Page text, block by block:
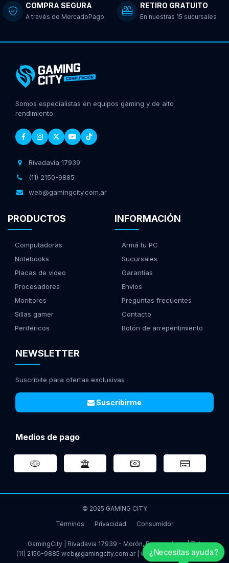
COMPRA SEGURA
A través de MercadoPago
RETIRO GRATUITO
En nuestras 15 sucursales
Somos especialistas en equipos gaming y de alto
rendimiento.
Rivadavia 17939
(11) 2150-9885
web@gamingcity.com.ar
PRODUCTOS
Computadoras
Notebooks
Placas de video
Procesadores
Monitores
Sillas gamer
Periféricos
INFORMACIÓN
Armá tu PC
Sucursales
Garantías
Envíos
Preguntas frecuentes
Contacto
Botón de arrepentimiento
NEWSLETTER
Suscribite para ofertas exclusivas
Suscribirme
Medios de pago
© 2025 GAMING CITY
Términos
Privacidad Consumidor
GamingCity | Rivadavia 17939 - Morón, Buenos Aires | Tel:
(11) 2150-9885 web@gamingcity.com.ar www.gamingcity.com.ar
¿Necesitas ayuda?